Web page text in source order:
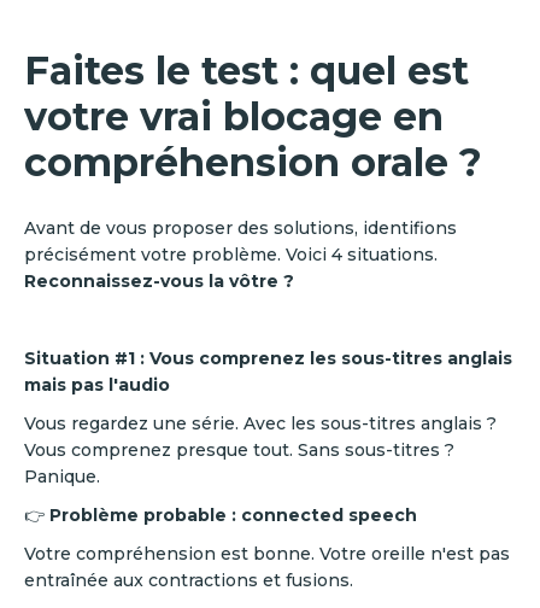
Faites le test : quel est
votre vrai blocage en
compréhension orale ?
Avant de vous proposer des solutions, identifions
précisément votre problème. Voici 4 situations.
Reconnaissez-vous la vôtre ?
Situation #1 : Vous comprenez les sous-titres anglais
mais pas l'audio
Vous regardez une série. Avec les sous-titres anglais ?
Vous comprenez presque tout. Sans sous-titres ?
Panique.
👉 Problème probable : connected speech
Votre compréhension est bonne. Votre oreille n'est pas
entraînée aux contractions et fusions.